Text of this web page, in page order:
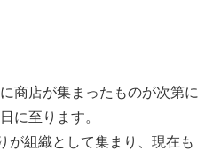
商店が集まったものが次第に
に至ります。
が組織として集まり、現在も